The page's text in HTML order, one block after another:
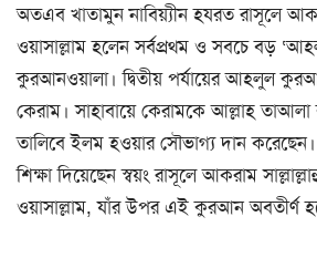
অতএব খাতামুন নাবিয়্যীন হযরত রাসূলে
ওয়াসাল্লাম হলেন সর্বপ্রথম ও সবচে বড়
কুরআনওয়ালা। দ্বিতীয় পর্যায়ের আহলুল
কেরাম। সাহাবায়ে কেরামকে আল্লাহ
তালিবে ইলম হওয়ার সৌভাগ্য দান
শিক্ষা দিয়েছেন স্বয়ং রাসূলে আকরাম
ওয়াসাল্লাম, যাঁর উপর এই কুরআন অবতীর্ণ